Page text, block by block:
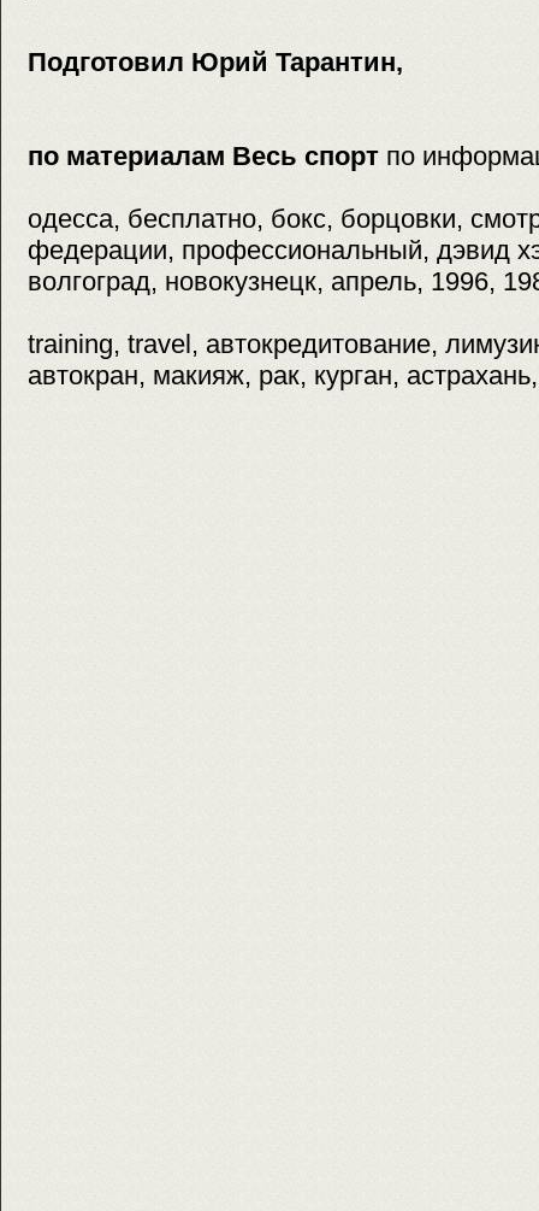
Подготовил Юрий Тарантин,
по материалам Весь спорт по
одесса, бесплатно, бокс, борцовки,
федерации, профессиональный, дэвид
волгоград, новокузнецк, апрель, 1996,
training, travel, автокредитование,
автокран, макияж, рак, курган,